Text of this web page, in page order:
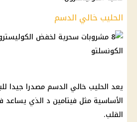
الحليب خالي الدسم
يعد الحليب خالي الدسم مصدرا جيدا
الأساسية مثل فيتامين د الذي
القلب.